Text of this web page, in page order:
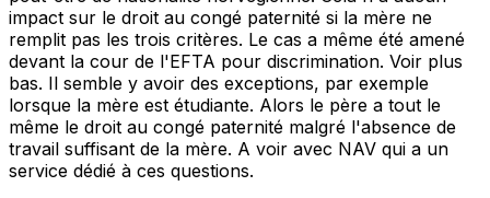
impact sur le droit au congé paternité si la mère ne
remplit pas les trois critères. Le cas a même été amené
devant la cour de l'EFTA pour discrimination. Voir plus
bas. Il semble y avoir des exceptions, par exemple
lorsque la mère est étudiante. Alors le père a tout le
même le droit au congé paternité malgré l'absence de
travail suffisant de la mère. A voir avec NAV qui a un
service dédié à ces questions.